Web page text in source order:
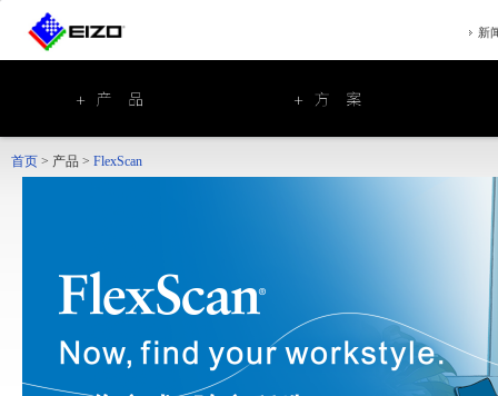
新
首页 > 产品 > FlexScan